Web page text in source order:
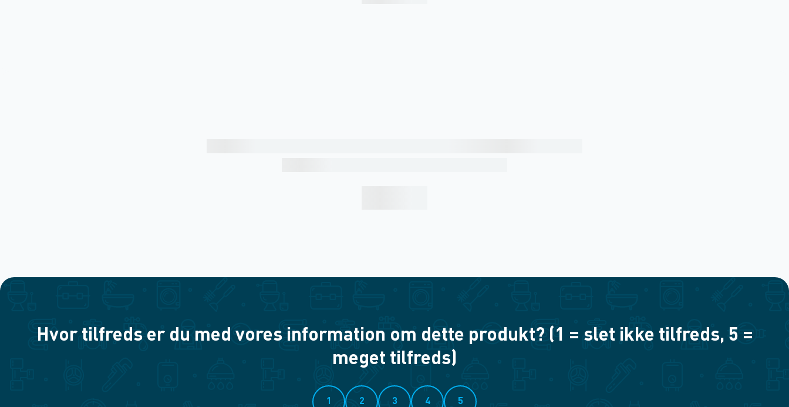
Hvor tilfreds er du med vores information om dette produkt? (1 = slet ikke tilfreds, 5 =
meget tilfreds)
1 2 3 4 5